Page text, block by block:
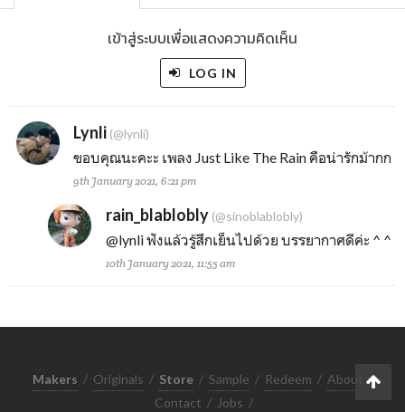
เข้าสู่ระบบเพื่อแสดงความคิดเห็น
LOG IN
Lynli (@lynli)
ขอบคุณนะคะะ เพลง Just Like The Rain คือน่ารักม้ากก
9th January 2021, 6:21 pm
rain_blablobly(@sinoblablobly)
@lynliฟังแล้วรู้สึกเย็นไปด้วย บรรยากาศดีค่ะ ^ ^
10th January 2021, 11:55 am
Makers / Originals / Store / Sample / Redeem / About
/
Contact / Jobs /